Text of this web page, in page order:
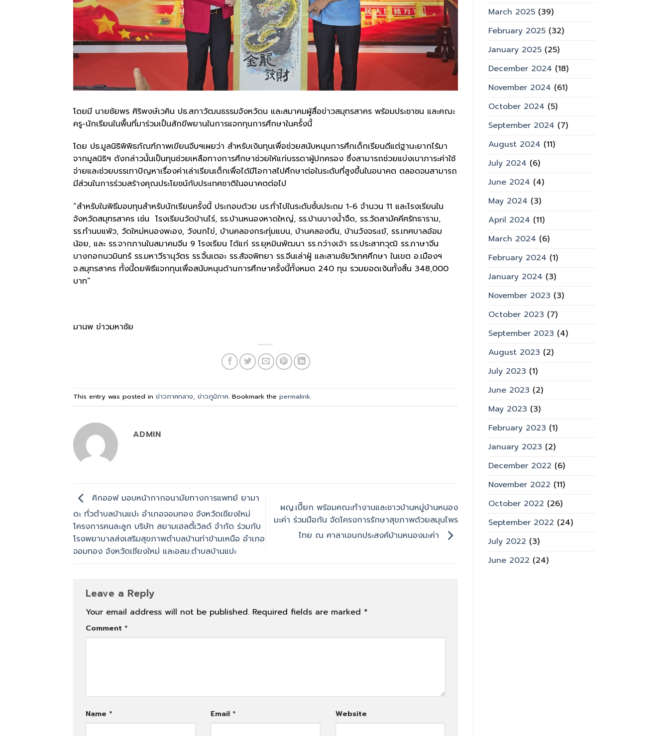
โดยมี นายชัยพร ศิริพงษ์เวคิน ปธ.สภาวัฒนธรรมจังหวัดน และสมาคมผู้สื่อข่าวสมุทรสาคร พร้อมประชาชน และคณะ
ครู-นักเรียนในพื้นที่มาร่วมเป็นสักขีพยานในการแจกทุนการศึกษาในครั้งนี้
โดย ปธ.มูลนิธิพิพิธภัณฑ์ภาพเขียนจีนฯเผยว่า สำหรับเงินทุนเพื่อช่วยสนับหนุนการศึกเด็กเรียนดีแต่ฐานะยากไร้มา
จากมูลนิธิฯ ดังกล่าวนั้นเป็นทุนช่วยเหลือทางการศึกษาช่วยให้แก่บรรดาผู้ปกครอง ซึ่งสามารถช่วยแบ่งเบาภาระค่าใช้
จ่ายและช่วยบรรเทาปัญหาเรื่องค่าเล่าเรียนเด็กเพื่อได้มีโอกาสไปศึกษาต่อในระดับที่สูงขึ้นในอนาคต ตลอดจนสามารถ
มีส่วนในการร่วมสร้างคุณประโยชน์กับประเทศชาติในอนาคตต่อไป
“สำหรับในพิธีมอบทุนสำหรับนักเรียนครั้งนี้ ประกอบด้วย นร.ทั่าไปในระดับชั้นประถม 1-6 จำนวน 11 และโรงเรียนใน
จังหวัดสมุทรสาคร เช่น โรงเรียนวัดบ้านไร่, รร.บ้านหนองหาดใหญ่, รร.บ้านบางน้ำจืด, รร.วัดสามัคคีศรัทธาราม,
รร.ทำนบแพ้ว, วัดใหม่หนองพะอง, วังนกไข่, บ้านคลองกระทุ่มแบน, บ้านคลองตัน, บ้านวังจระเข้, รร.เทศบาลอ้อม
น้อย, และ รร.จากภานในสมาคมจีน 9 โรงเรียน ได้แก่ รร.ยุหมินพัฒนา รร.กว่างเจ้า รร.ประสาทวุฒิ รร.ภาษาจีน
บางกอกนวมินทร์ รร.มหาวีรานุวัตร รร.จิ้นเตอะ รร.สัจจพิทยา รร.จีนเล่าฝู่ และสามชัยวิเทศศึกษา ในเขต อ.เมืองฯ
จ.สมุทรสาคร ทั้งนี้ดยพิธีแจกทุนเพื่อสนับหนุนด้านการศึกษาครั้งนี้ทั้งหมด 240 ทุน รวมยอดเงินทั้งสิ้น 348,000
บาท”
มานพ ข่าวมหาชัย
This entry was posted in ข่าวภาคกลาง, ข่าวภูมิภาค. Bookmark the permalink.
ADMIN
คิกออฟ มอบหน้ากากอนามัยทางการแพทย์ ยามา
ดะ ทั่วตำบลบ้านแปะ อำเภอจอมทอง จังหวัดเชียงใหม่
โครงการคนละลูก บริษัท สยามเฮลตี้เวิลด์ จำกัด ร่วมกับ
โรงพยาบาลส่งเสริมสุขภาพตำบลบ้านท่าข้ามเหนือ อำเภอ
จอมทอง จังหวัดเชียงใหม่ และอสม.ตำบลบ้านแปะ
ผญ.เปี๊ยก พร้อมคณะทำงานและชาวบ้านหมู่บ้านหนอง
มะค่า ร่วมมือกัน จัดโครงการรักษาสุขภาพด้วยสมุนไพร
ไทย ณ ศาลาเอนกประสงค์บ้านหนองมะค่า
Leave a Reply
Your email address will not be published. Required fields are marked *
Comment *
Name * Email * Website
March 2025(39)
February 2025(32)
January 2025(25)
December 2024 (18)
November 2024 (61)
October 2024 (5)
September 2024 (7)
August 2024 (11)
July 2024 (6)
June 2024 (4)
May 2024 (3)
April 2024 (11)
March 2024 (6)
February 2024 (1)
January 2024 (3)
November 2023 (3)
October 2023 (7)
September 2023 (4)
August 2023 (2)
July 2023 (1)
June 2023 (2)
May 2023 (3)
February 2023 (1)
January 2023 (2)
December 2022 (6)
November 2022 (11)
October 2022 (26)
September 2022 (24)
July 2022 (3)
June 2022 (24)